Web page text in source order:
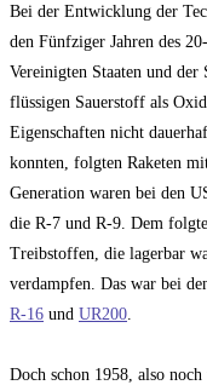
Bei der Entwicklung der
den Fünfziger Jahren des
Vereinigten Staaten und
flüssigen Sauerstoff als
Eigenschaften nicht
konnten, folgten Raketen
Generation waren bei den
die R-7 und R-9. Dem
Treibstoffen, die lagerbar
verdampfen. Das war bei
R-16 und UR200
Doch schon 1958, also